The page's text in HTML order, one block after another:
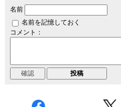
名前
名前を記憶しておく
コメント：